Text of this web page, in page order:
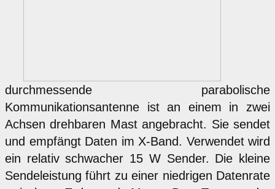
durchmessende parabolische
Kommunikationsantenne ist an einem in zwei
Achsen drehbaren Mast angebracht. Sie sendet
und empfängt Daten im X-Band. Verwendet wird
ein relativ schwacher 15 W Sender. Die kleine
Sendeleistung führt zu einer niedrigen Datenrate